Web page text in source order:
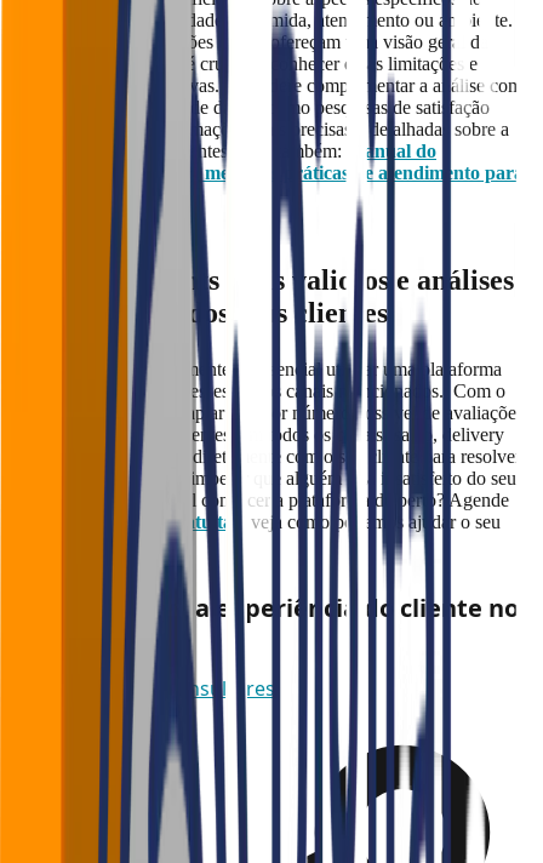
restaurante, como qualidade da comida, atendimento ou ambiente.
Por mais que as avaliações online ofereçam uma visão geral da
satisfação dos clientes, é crucial reconhecer essas limitações e
explorar outras alternativas. Considere complementar a análise com
outras formas de coleta de dados, como pesquisas de satisfação
interna, para obter informações mais precisas e detalhadas sobre a
experiência dos seus clientes. Veja também:
Manual do
atendimento vendedor: melhores práticas de atendimento para
Obtenha insights mais valiosos e análises
aprofundadas dos seus clientes
Como falamos anteriormente, é essencial utilizar uma plataforma
interna paralelamente a esses outros canais mencionados. Com o
Falaê, você consegue captar o maior número possível de avaliações
e feedbacks dos seus clientes, em todos os canais (salão, delivery
próprio e Ifood), e lidar diretamente com o seu cliente para resolver
qualquer reclamação, e impedir que alguém saia insatisfeito do seu
estabelecimento. Que tal conhecer a plataforma de perto? Agende
demonstração gratuita
e veja como podemos ajudar o seu
Quer melhorar a experiência do cliente no
seu negócio?
Fale com nossos consultores